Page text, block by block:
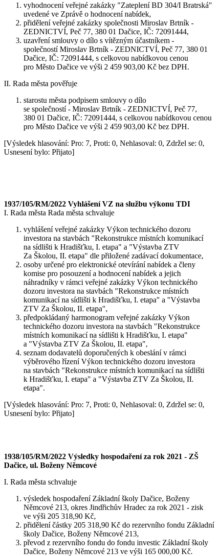
vyhodnocení veřejné zakázky "Zateplení BD 304/I Bratrská"
uvedené ve Zprávě o hodnocení nabídek,
přidělení veřejné zakázky společnosti Miroslav Brtník -
ZEDNICTVÍ, Peč 77, 380 01 Dačice, IČ: 72091444,
uzavření smlouvy o dílo s vítězným účastníkem -
společností Miroslav Brtník - ZEDNICTVÍ, Peč 77, 380 01
Dačice, IČ: 72091444, s celkovou nabídkovou cenou
pro Město Dačice ve výši 2 459 903,00 Kč bez DPH.
II. Rada města pověřuje
starostu města podpisem smlouvy o dílo
se společností - Miroslav Brtník - ZEDNICTVÍ, Peč 77,
380 01 Dačice, IČ: 72091444, s celkovou nabídkovou cenou
pro Město Dačice ve výši 2 459 903,00 Kč bez DPH.
[Výsledek hlasování: Pro: 7, Proti: 0, Nehlasoval: 0, Zdržel se: 0,
Usnesení bylo: Přijato]
1937/105/RM/2022 Vyhlášení VZ na službu výkonu TDI
I. Rada města Rada města schvaluje
vyhlášení veřejné zakázky Výkon technického dozoru
investora na stavbách "Rekonstrukce místních komunikací
na sídlišti k Hradišťku, I. etapa" a "Výstavba ZTV
Za Školou, II. etapa" dle přiložené zadávací dokumentace,
osoby určené pro elektronické otevírání nabídek a členy
komise pro posouzení a hodnocení nabídek a jejich
náhradníky v rámci veřejné zakázky Výkon technického
dozoru investora na stavbách "Rekonstrukce místních
komunikací na sídlišti k Hradišťku, I. etapa" a "Výstavba
ZTV Za Školou, II. etapa",
předpokládaný harmonogram veřejné zakázky Výkon
technického dozoru investora na stavbách "Rekonstrukce
místních komunikací na sídlišti k Hradišťku, I. etapa"
a "Výstavba ZTV Za Školou, II. etapa",
seznam dodavatelů doporučených k obeslání v rámci
výběrového řízení Výkon technického dozoru investora
na stavbách "Rekonstrukce místních komunikací na sídlišti
k Hradišťku, I. etapa" a "Výstavba ZTV Za Školou, II.
etapa".
[Výsledek hlasování: Pro: 7, Proti: 0, Nehlasoval: 0, Zdržel se: 0,
Usnesení bylo: Přijato]
1938/105/RM/2022 Výsledky hospodaření za rok 2021 - ZŠ
Dačice, ul. Boženy Němcové
I. Rada města schvaluje
výsledek hospodaření Základní školy Dačice, Boženy
Němcové 213, okres Jindřichův Hradec za rok 2021 - zisk
ve výši 205 318,90 Kč,
přidělení částky 205 318,90 Kč do rezervního fondu Základní
školy Dačice, Boženy Němcové 213,
převod z rezervního fondu do fondu investic Základní školy
Dačice, Boženy Němcové 213 ve výši 165 000,00 Kč.